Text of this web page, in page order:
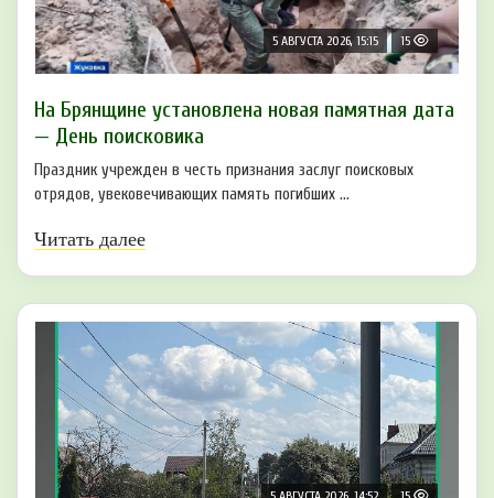
5 АВГУСТА 2026, 15:15 15
На Брянщине установлена новая памятная дата
— День поисковика
Праздник учрежден в честь признания заслуг поисковых
отрядов, увековечивающих память погибших ...
Читать далее